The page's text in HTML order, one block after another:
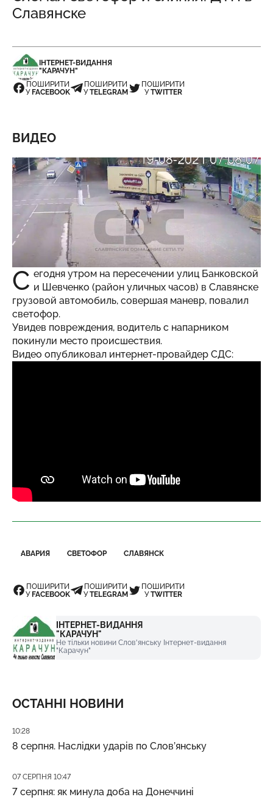
Славянске
ІНТЕРНЕТ-ВИДАННЯ
"КАРАЧУН"
ПОШИРИТИ
У FACEBOOK
ПОШИРИТИ
УTELEGRAM
ПОШИРИТИ
УTWITTER
ВИДЕО
С егодня утром на пересечении улиц Банковской
и Шевченко (район уличных часов) в Славянске
грузовой автомобиль, совершая маневр, повалил
светофор.
Увидев повреждения, водитель с напарником
покинули место происшествия.
Видео опубликовал интернет-провайдер СДС:
АВАРИЯ СВЕТОФОР СЛАВЯНСК
ПОШИРИТИ
УFACEBOOK
ПОШИРИТИ
УTELEGRAM
ПОШИРИТИ
УTWITTER
ІНТЕРНЕТ-ВИДАННЯ
"КАРАЧУН"
Не тільки новини Слов'янську Інтернет-видання
"Карачун"
ОСТАННІ НОВИНИ
Дата публікації
10:28
8 серпня. Наслідки ударів по Слов’янську
Дата публікації
07 СЕРПНЯ 10:47
7 серпня: як минула доба на Донеччині